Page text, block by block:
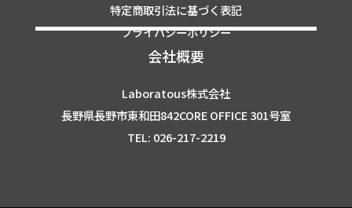
特定商取引法に基づく表記
プライバシーポリシー
会社概要
Laboratous株式会社
長野県長野市東和田842CORE OFFICE 301号室
TEL: 026-217-2219